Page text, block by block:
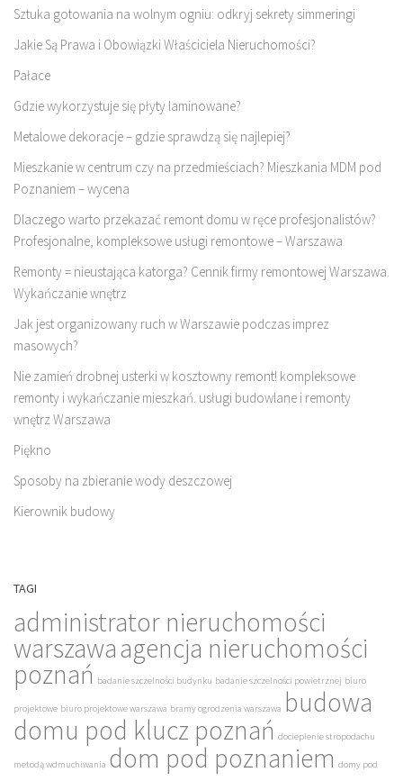
Sztuka gotowania na wolnym ogniu: odkryj sekrety simmeringi
Jakie Są Prawa i Obowiązki Właściciela Nieruchomości?
Pałace
Gdzie wykorzystuje się płyty laminowane?
Metalowe dekoracje – gdzie sprawdzą się najlepiej?
Mieszkanie w centrum czy na przedmieściach? Mieszkania MDM pod
Poznaniem – wycena
Dlaczego warto przekazać remont domu w ręce profesjonalistów?
Profesjonalne, kompleksowe usługi remontowe – Warszawa
Remonty = nieustająca katorga? Cennik firmy remontowej Warszawa.
Wykańczanie wnętrz
Jak jest organizowany ruch w Warszawie podczas imprez
masowych?
Nie zamień drobnej usterki w kosztowny remont! kompleksowe
remonty i wykańczanie mieszkań. usługi budowlane i remonty
wnętrz Warszawa
Piękno
Sposoby na zbieranie wody deszczowej
Kierownik budowy
TAGI
administrator nieruchomości
warszawaagencja nieruchomości
poznań badanie szczelności budynku badanie szczelności powietrznej biuro
projektowe biuro projektowe warszawa bramy ogrodzenia warszawa budowa
domu pod klucz poznań docieplenie stropodachu
metodą wdmuchiwania dom pod poznaniem domy pod